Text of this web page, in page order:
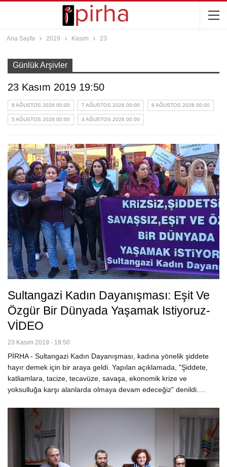
Ana Sayfa 2019 Kasım 23
Günlük Arşivler
23 Kasım 2019 19:50
8 AĞUSTOS 2026 00:00 7 AĞUSTOS 2026 00:00 6 AĞUSTOS 2026 00:00
5 AĞUSTOS 2026 00:00 4 AĞUSTOS 2026 00:00
Sultangazi Kadın Dayanışması: Eşit Ve
Özgür Bir Dünyada Yaşamak Istiyoruz-
VİDEO
23 Kasım 2019 - 19:50
PİRHA - Sultangazi Kadın Dayanışması, kadına yönelik şiddete
hayır demek için bir araya geldi. Yapılan açıklamada, "Şiddete,
katliamlara, tacize, tecavüze, savaşa, ekonomik krize ve
yoksulluğa karşı alanlarda olmaya devam edeceğiz" denildi.…